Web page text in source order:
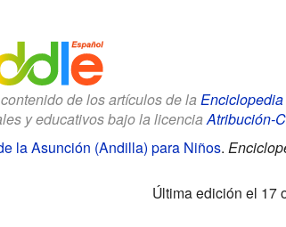
de los artículos de la
y educativos bajo la licenciaAtribución-
la Asunción (Andilla) para Niños.
Última edición el 17